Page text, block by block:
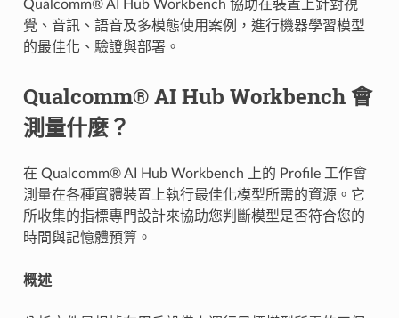
Qualcomm® AI Hub Workbench 協助在裝置上針對視
覺、音訊、語音及多模態使用案例，進行機器學習模型
的最佳化、驗證與部署。
Qualcomm® AI Hub Workbench 會
測量什麼？
在 Qualcomm® AI Hub Workbench 上的 Profile 工作會
測量在各種實體裝置上執行最佳化模型所需的資源。它
所收集的指標專門設計來協助您判斷模型是否符合您的
時間與記憶體預算。
概述